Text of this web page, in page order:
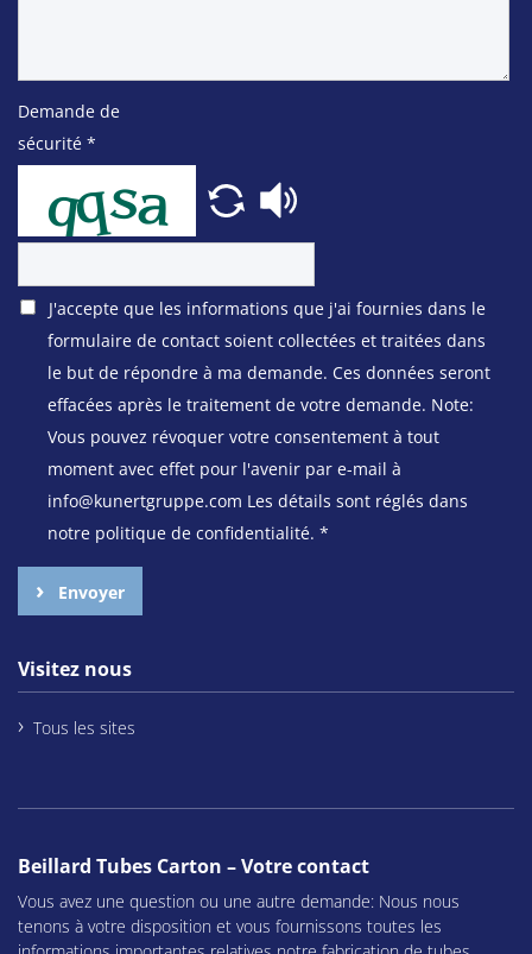
Demande de
sécurité *
J'accepte que les informations que j'ai fournies dans le
formulaire de contact soient collectées et traitées dans
le but de répondre à ma demande. Ces données seront
effacées après le traitement de votre demande. Note:
Vous pouvez révoquer votre consentement à tout
moment avec effet pour l'avenir par e-mail à
info@kunertgruppe.com Les détails sont réglés dans
notre politique de confidentialité. *
Envoyer
Visitez nous
Tous les sites
Beillard Tubes Carton – Votre contact
Vous avez une question ou une autre demande: Nous nous
tenons à votre disposition et vous fournissons toutes les